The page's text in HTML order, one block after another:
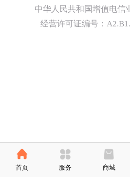
首页 服务 商城
中华人民共和国增值电信
经营许可证编号：